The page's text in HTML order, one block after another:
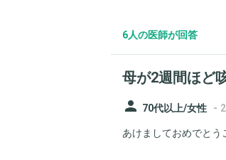
6人の医師が回答
母が2週間ほど
person 70代以上/女性 -
あけましておめでとう